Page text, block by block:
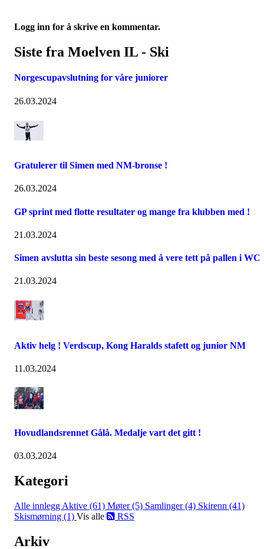
Logg inn for å skrive en kommentar.
Siste fra Moelven IL - Ski
Norgescupavslutning for våre juniorer
26.03.2024
Gratulerer til Simen med NM-bronse !
26.03.2024
GP sprint med flotte resultater og mange fra klubben med !
21.03.2024
Simen avslutta sin beste sesong med å vere tett på pallen i WC
21.03.2024
Aktiv helg ! Verdscup, Kong Haralds stafett og junior NM
11.03.2024
Hovudlandsrennet Gålå. Medalje vart det gitt !
03.03.2024
Kategori
Alle innlegg Aktive (61) Møter (5) Samlinger (4) Skirenn (41)
Skismørning (1) Vis alle RSS
Arkiv